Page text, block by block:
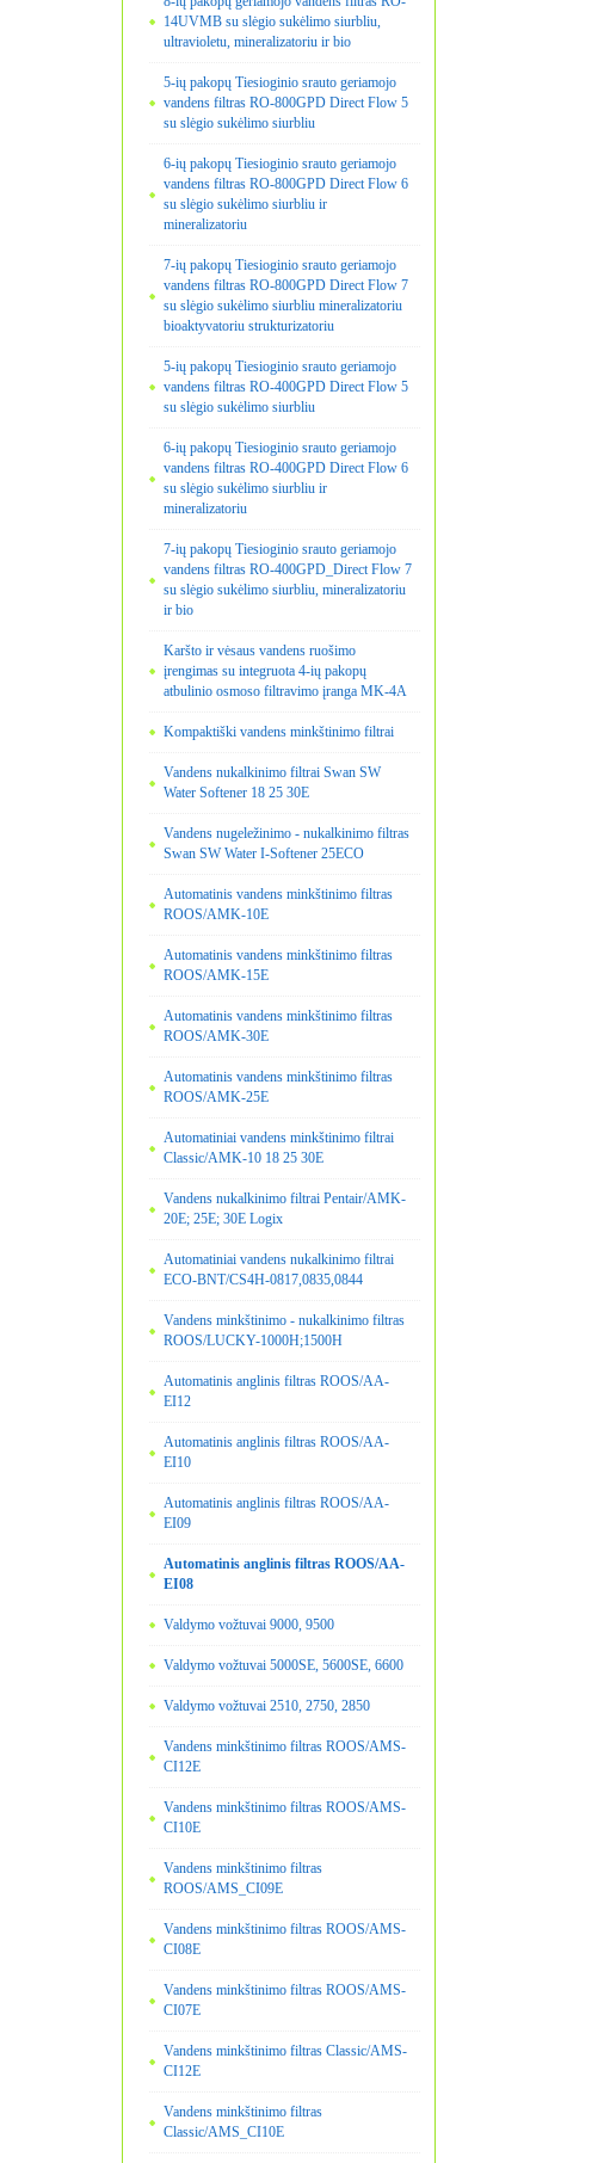
14UVMB su slėgio sukėlimo siurbliu,
ultravioletu, mineralizatoriu ir bio
5-ių pakopų Tiesioginio srauto geriamojo
vandens filtras RO-800GPD Direct Flow 5
su slėgio sukėlimo siurbliu
6-ių pakopų Tiesioginio srauto geriamojo
vandens filtras RO-800GPD Direct Flow 6
su slėgio sukėlimo siurbliu ir
mineralizatoriu
7-ių pakopų Tiesioginio srauto geriamojo
vandens filtras RO-800GPD Direct Flow 7
su slėgio sukėlimo siurbliu mineralizatoriu
bioaktyvatoriu strukturizatoriu
5-ių pakopų Tiesioginio srauto geriamojo
vandens filtras RO-400GPD Direct Flow 5
su slėgio sukėlimo siurbliu
6-ių pakopų Tiesioginio srauto geriamojo
vandens filtras RO-400GPD Direct Flow 6
su slėgio sukėlimo siurbliu ir
mineralizatoriu
7-ių pakopų Tiesioginio srauto geriamojo
vandens filtras RO-400GPD_Direct Flow 7
su slėgio sukėlimo siurbliu, mineralizatoriu
ir bio
Karšto ir vėsaus vandens ruošimo
įrengimas su integruota 4-ių pakopų
atbulinio osmoso filtravimo įranga MK-4A
Kompaktiški vandens minkštinimo filtrai
Vandens nukalkinimo filtrai Swan SW
Water Softener 18 25 30E
Vandens nugeležinimo - nukalkinimo filtras
Swan SW Water I-Softener 25ECO
Automatinis vandens minkštinimo filtras
ROOS/AMK-10E
Automatinis vandens minkštinimo filtras
ROOS/AMK-15E
Automatinis vandens minkštinimo filtras
ROOS/AMK-30E
Automatinis vandens minkštinimo filtras
ROOS/AMK-25E
Automatiniai vandens minkštinimo filtrai
Classic/AMK-10 18 25 30E
Vandens nukalkinimo filtrai Pentair/AMK-
20E; 25E; 30E Logix
Automatiniai vandens nukalkinimo filtrai
ECO-BNT/CS4H-0817,0835,0844
Vandens minkštinimo - nukalkinimo filtras
ROOS/LUCKY-1000H;1500H
Automatinis anglinis filtras ROOS/AA-
EI12
Automatinis anglinis filtras ROOS/AA-
EI10
Automatinis anglinis filtras ROOS/AA-
EI09
Automatinis anglinis filtras ROOS/AA-
EI08
Valdymo vožtuvai 9000, 9500
Valdymo vožtuvai 5000SE, 5600SE, 6600
Valdymo vožtuvai 2510, 2750, 2850
Vandens minkštinimo filtras ROOS/AMS-
CI12E
Vandens minkštinimo filtras ROOS/AMS-
CI10E
Vandens minkštinimo filtras
ROOS/AMS_CI09E
Vandens minkštinimo filtras ROOS/AMS-
CI08E
Vandens minkštinimo filtras ROOS/AMS-
CI07E
Vandens minkštinimo filtras Classic/AMS-
CI12E
Vandens minkštinimo filtras
Classic/AMS_CI10E